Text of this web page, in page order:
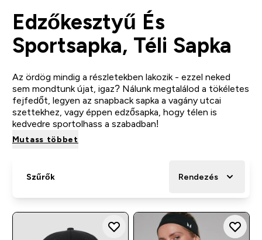
Edzőkesztyű És
Sportsapka, Téli Sapka
Az ördög mindig a részletekben lakozik - ezzel neked
sem mondtunk újat, igaz? Nálunk megtalálod a tökéletes
fejfedőt, legyen az snapback sapka a vagány utcai
szettekhez, vagy éppen edzősapka, hogy télen is
kedvedre sportolhass a szabadban!
Mutass többet
Szűrők Rendezés